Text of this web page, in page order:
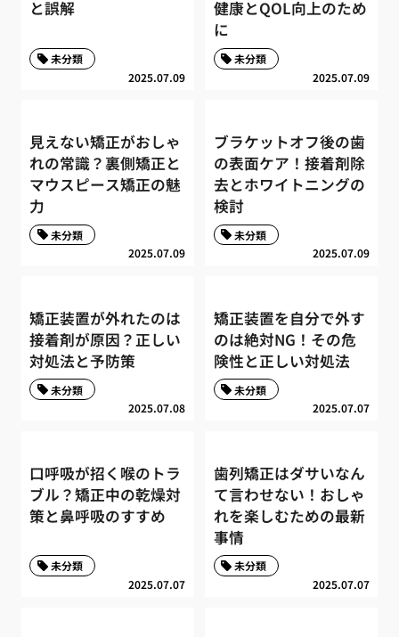
と誤解
2025.07.09
未分類
健康とQOL向上のため
に
2025.07.09
未分類
見えない矯正がおしゃ
れの常識？裏側矯正と
マウスピース矯正の魅
力
2025.07.09
未分類
ブラケットオフ後の歯
の表面ケア！接着剤除
去とホワイトニングの
検討
2025.07.09
未分類
矯正装置が外れたのは
接着剤が原因？正しい
対処法と予防策
2025.07.08
未分類
矯正装置を自分で外す
のは絶対NG！その危
険性と正しい対処法
2025.07.07
未分類
口呼吸が招く喉のトラ
ブル？矯正中の乾燥対
策と鼻呼吸のすすめ
2025.07.07
未分類
歯列矯正はダサいなん
て言わせない！おしゃ
れを楽しむための最新
事情
2025.07.07
未分類